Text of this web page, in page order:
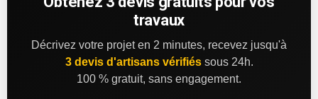
travaux
Décrivez votre projet en 2 minutes, recevez jusqu'à
3 devis d'artisans vérifiéssous 24h.
100 % gratuit, sans engagement.